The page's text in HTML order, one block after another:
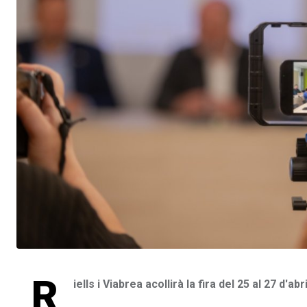
R iells i Viabrea acollirà la fira del 25 al 27